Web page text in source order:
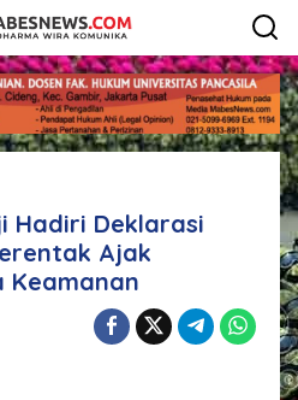
Hadiri Deklarasi
Ajak
Keamanan